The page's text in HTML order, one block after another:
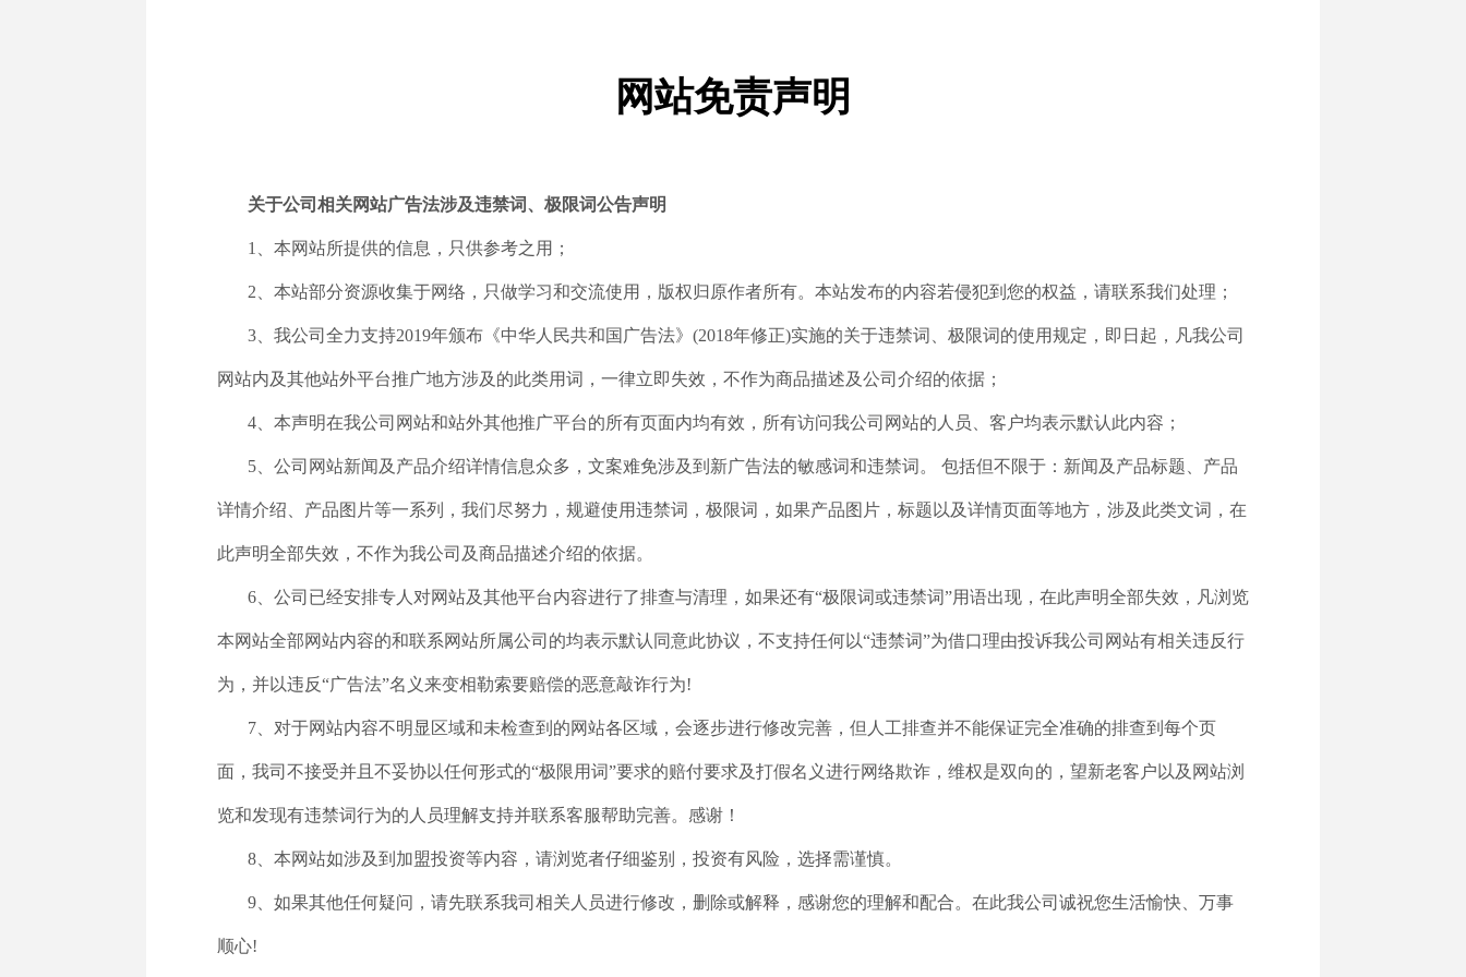
网站免责声明
关于公司相关网站广告法涉及违禁词、极限词公告声明
1、本网站所提供的信息，只供参考之用；
2、本站部分资源收集于网络，只做学习和交流使用，版权归原作者所有。本站发布的内容若侵犯到您的权益，请联系我们处理；
3、我公司全力支持2019年颁布《中华人民共和国广告法》(2018年修正)实施的关于违禁词、极限词的使用规定，即日起，凡我公司
网站内及其他站外平台推广地方涉及的此类用词，一律立即失效，不作为商品描述及公司介绍的依据；
4、本声明在我公司网站和站外其他推广平台的所有页面内均有效，所有访问我公司网站的人员、客户均表示默认此内容；
5、公司网站新闻及产品介绍详情信息众多，文案难免涉及到新广告法的敏感词和违禁词。 包括但不限于：新闻及产品标题、产品
详情介绍、产品图片等一系列，我们尽努力，规避使用违禁词，极限词，如果产品图片，标题以及详情页面等地方，涉及此类文词，在
此声明全部失效，不作为我公司及商品描述介绍的依据。
6、公司已经安排专人对网站及其他平台内容进行了排查与清理，如果还有“极限词或违禁词”用语出现，在此声明全部失效，凡浏览
本网站全部网站内容的和联系网站所属公司的均表示默认同意此协议，不支持任何以“违禁词”为借口理由投诉我公司网站有相关违反行
为，并以违反“广告法”名义来变相勒索要赔偿的恶意敲诈行为!
7、对于网站内容不明显区域和未检查到的网站各区域，会逐步进行修改完善，但人工排查并不能保证完全准确的排查到每个页
面，我司不接受并且不妥协以任何形式的“极限用词”要求的赔付要求及打假名义进行网络欺诈，维权是双向的，望新老客户以及网站浏
览和发现有违禁词行为的人员理解支持并联系客服帮助完善。感谢！
8、本网站如涉及到加盟投资等内容，请浏览者仔细鉴别，投资有风险，选择需谨慎。
9、如果其他任何疑问，请先联系我司相关人员进行修改，删除或解释，感谢您的理解和配合。在此我公司诚祝您生活愉快、万事
顺心!